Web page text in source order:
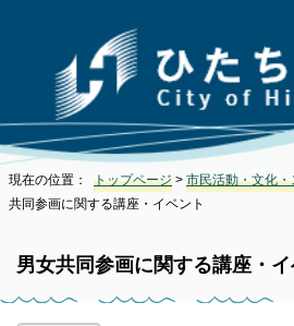
現在の位置： トップページ > 市民活動・文化・
共同参画に関する講座・イベント
男女共同参画に関する講座・イ